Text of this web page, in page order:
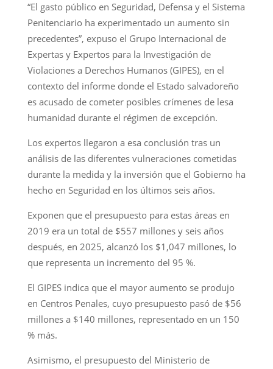
“El gasto público en Seguridad, Defensa y el Sistema
Penitenciario ha experimentado un aumento sin
precedentes”, expuso el Grupo Internacional de
Expertas y Expertos para la Investigación de
Violaciones a Derechos Humanos (GIPES), en el
contexto del informe donde el Estado salvadoreño
es acusado de cometer posibles crímenes de lesa
humanidad durante el régimen de excepción.
Los expertos llegaron a esa conclusión tras un
análisis de las diferentes vulneraciones cometidas
durante la medida y la inversión que el Gobierno ha
hecho en Seguridad en los últimos seis años.
Exponen que el presupuesto para estas áreas en
2019 era un total de $557 millones y seis años
después, en 2025, alcanzó los $1,047 millones, lo
que representa un incremento del 95 %.
El GIPES indica que el mayor aumento se produjo
en Centros Penales, cuyo presupuesto pasó de $56
millones a $140 millones, representado en un 150
% más.
Asimismo, el presupuesto del Ministerio de